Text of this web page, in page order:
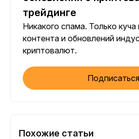
трейдинге
Никакого спама. Только куча
контента и обновлений
криптовалют.
Подписаться
Похожие статьи